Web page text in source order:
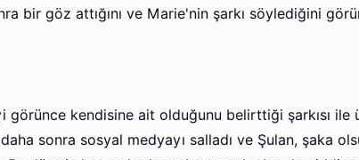
bir göz attığını ve Marie'nin şarkı söylediğini
görünce kendisine ait olduğunu belirttiği şarkısı ile
sonra sosyal medyayı salladı ve Şulan, şaka